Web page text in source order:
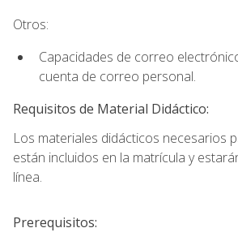
Otros:
Capacidades de correo
cuenta de correo personal.
Requisitos de Material Didáctico:
Los materiales didácticos necesarios
están incluidos en la matrícula y
línea.
Prerequisitos: